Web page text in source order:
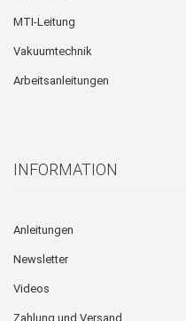
MTI-Leitung
Vakuumtechnik
Arbeitsanleitungen
INFORMATION
Anleitungen
Newsletter
Videos
Zahlung und Versand